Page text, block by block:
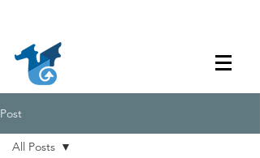
Post
All Posts